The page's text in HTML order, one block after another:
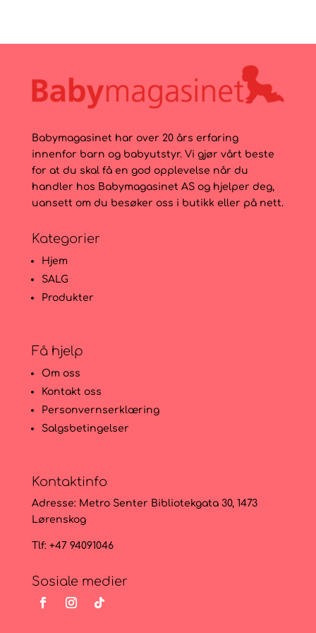
Babymagasinet har over 20 års erfaring
innenfor barn og babyutstyr. Vi gjør vårt beste
for at du skal få en god opplevelse når du
handler hos Babymagasinet AS og hjelper deg,
uansett om du besøker oss i butikk eller på nett.
Kategorier
Hjem
SALG
Produkter
Få hjelp
Om oss
Kontakt oss
Personvernserklæring
Salgsbetingelser
Kontaktinfo
Adresse: Metro Senter Bibliotekgata 30, 1473
Lørenskog
Tlf: +47 94091046
Sosiale medier